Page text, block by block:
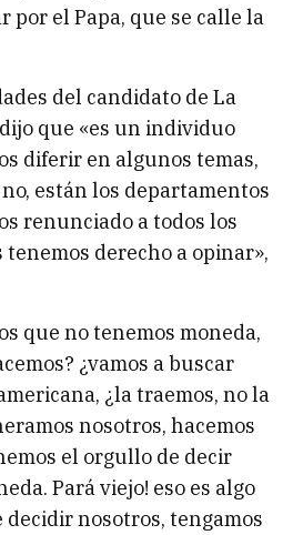
por el Papa, que se calle la
del candidato de La
que «es un individuo
diferir en algunos temas,
están los departamentos
renunciado a todos los
derecho a opinar»,
que no tenemos moneda,
¿vamos a buscar
¿la traemos, no la
nosotros, hacemos
el orgullo de decir
Pará viejo! eso es algo
decidir nosotros, tengamos